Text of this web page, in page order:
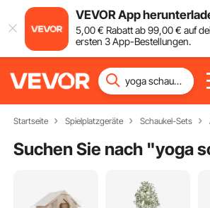
VEVOR App
5,00€ Rabatt ab99,00€ auf
ersten 3 App-Bestellungen.
Startseite Spielplatzgeräte Schaukel-Sets
Suchen Sie nach "yoga